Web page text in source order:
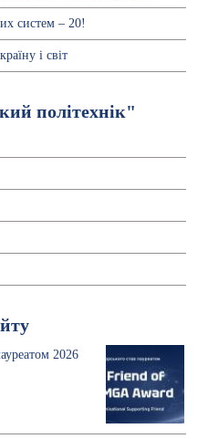
систем – 20!
і світ
політехнік"
2026